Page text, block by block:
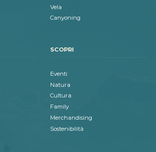
Vela
Canyoning
SCOPRI
Eventi
Natura
Cultura
Family
Merchandising
Sostenibilità